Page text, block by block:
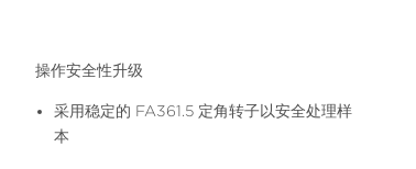
操作安全性升级
采用稳定的 FA361.5 定角转子以安全处理样
本